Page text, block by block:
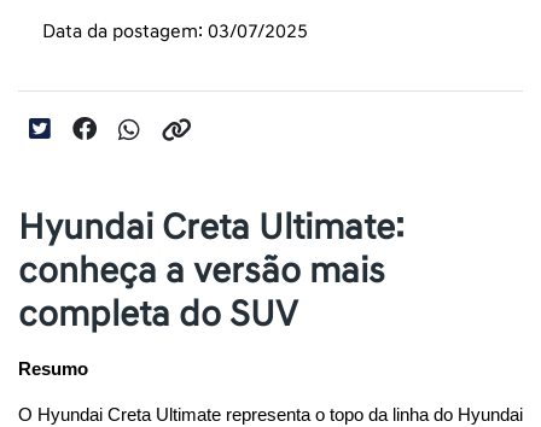
Data da postagem: 03/07/2025
Hyundai Creta Ultimate:
conheça a versão mais
completa do SUV
Resumo
O Hyundai Creta Ultimate representa o topo da linha do Hyundai